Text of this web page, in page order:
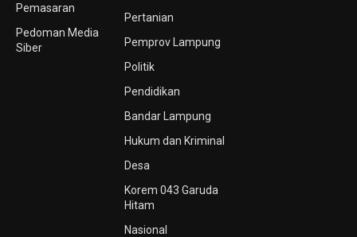
Pemasaran
Pedoman Media
Siber
Pertanian
Pemprov Lampung
Politik
Pendidikan
Bandar Lampung
Hukum dan Kriminal
Desa
Korem 043 Garuda
Hitam
Nasional